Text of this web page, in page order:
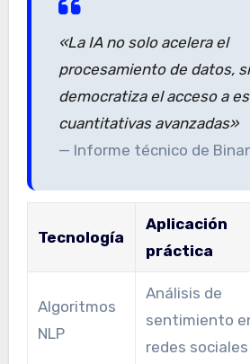
«La IA no solo acelera el
procesamiento de datos,
democratiza el acceso a
cuantitativas avanzadas»
— Informe técnico de
Tecnología
Aplicación
práctica
Algoritmos
NLP
Análisis de
sentimiento
redes sociales